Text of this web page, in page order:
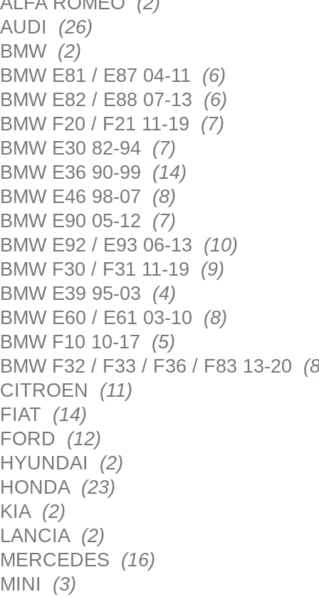
AUDI (26)
BMW (2)
BMW E81 / E87 04-11 (6)
BMW E82 / E88 07-13 (6)
BMW F20 / F21 11-19 (7)
BMW E30 82-94 (7)
BMW E36 90-99 (14)
BMW E46 98-07 (8)
BMW E90 05-12 (7)
BMW E92 / E93 06-13 (10)
BMW F30 / F31 11-19 (9)
BMW E39 95-03 (4)
BMW E60 / E61 03-10 (8)
BMW F10 10-17 (5)
BMW F32 / F33 / F36 / F83 13-20
CITROEN (11)
FIAT (14)
FORD (12)
HYUNDAI (2)
HONDA (23)
KIA (2)
LANCIA (2)
MERCEDES (16)
MINI (3)